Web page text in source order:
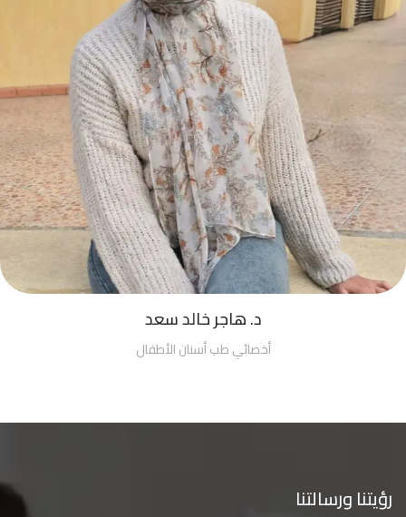
د. هاجر خالد سعد
أخصائي طب أسنان الأطفال
رؤيتنا ورسالتنا